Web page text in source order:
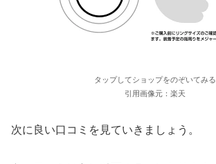
タップしてショップをのぞいてみる
引用画像元：楽天
次に良い口コミを見ていきましょう。